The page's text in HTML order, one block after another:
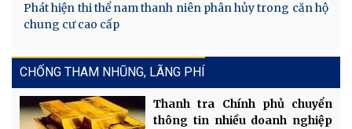
Phát hiện thi thể nam thanh niên phân hủy trong căn hộ
chung cư cao cấp
CHỐNG THAM NHŨNG, LÃNG PHÍ
Thanh tra Chính phủ chuyển
thông tin nhiều doanh nghiệp